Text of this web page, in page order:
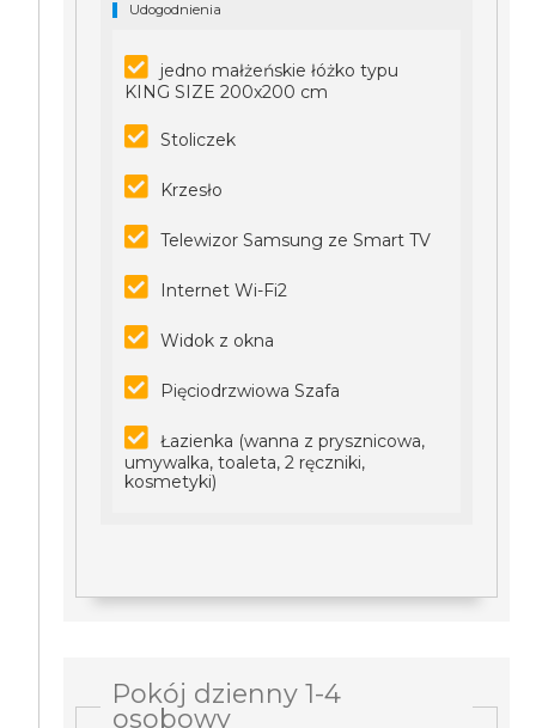
Udogodnienia
jedno małżeńskie łóżko typu
KING SIZE 200x200 cm
Stoliczek
Krzesło
Telewizor Samsung ze Smart TV
Internet Wi-Fi2
Widok z okna
Pięciodrzwiowa Szafa
Łazienka (wanna z prysznicowa,
umywalka, toaleta, 2 ręczniki,
kosmetyki)
Pokój dzienny 1-4
osobowy